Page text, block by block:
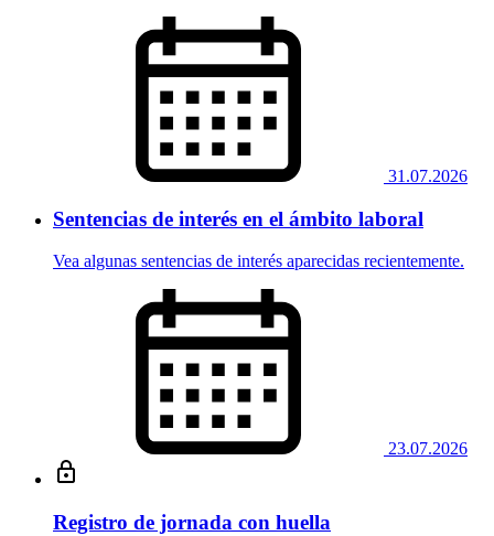
31.07.2026
Sentencias de interés en el ámbito laboral
Vea algunas sentencias de interés aparecidas recientemente.
23.07.2026
Registro de jornada con huella